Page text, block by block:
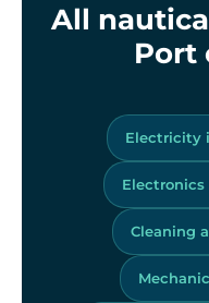
All
Port
Electricity
Cleaning